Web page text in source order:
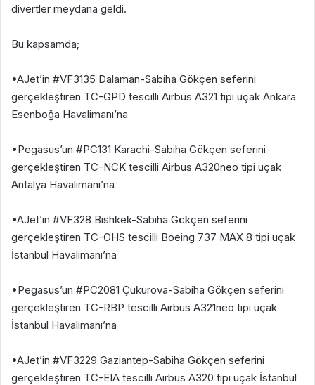
divertler meydana geldi.
Bu kapsamda;
•AJet’in #VF3135 Dalaman-Sabiha Gökçen seferini
gerçekleştiren TC-GPD tescilli Airbus A321 tipi uçak Ankara
Esenboğa Havalimanı’na
•Pegasus’un #PC131 Karachi-Sabiha Gökçen seferini
gerçekleştiren TC-NCK tescilli Airbus A320neo tipi uçak
Antalya Havalimanı’na
•AJet’in #VF328 Bishkek-Sabiha Gökçen seferini
gerçekleştiren TC-OHS tescilli Boeing 737 MAX 8 tipi uçak
İstanbul Havalimanı’na
•Pegasus’un #PC2081 Çukurova-Sabiha Gökçen seferini
gerçekleştiren TC-RBP tescilli Airbus A321neo tipi uçak
İstanbul Havalimanı’na
•AJet’in #VF3229 Gaziantep-Sabiha Gökçen seferini
gerçekleştiren TC-EIA tescilli Airbus A320 tipi uçak İstanbul